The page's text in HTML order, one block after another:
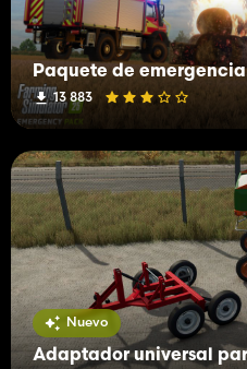
Paquete de emergencia
13 883
Nuevo